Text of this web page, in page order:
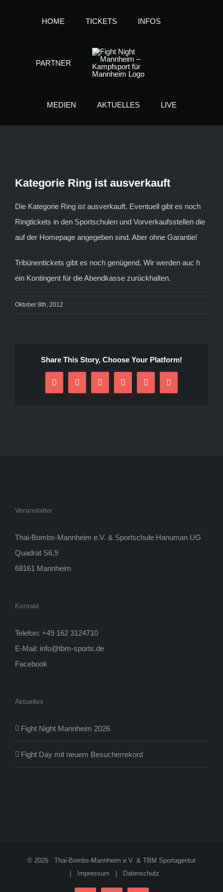
HOME TICKETS INFOS
PARTNER
MEDIEN AKTUELLES LIVE
Kategorie Ring ist ausverkauft
Die Kategorie Ring ist ausverkauft. Eventuell gibt es noch
Ringtickets in den Sportschulen und Vorverkaufsstellen die
auf der Homepage angegeben sind. Aber ohne Garantie!
Tribünentickets gibt es noch genügend. Wir werden auc h
ein Kontingent für die Abendkasse zurückhalten.
Oktober 8th, 2012
Share This Story, Choose Your Platform!
FacebookTwitterRedditLinkedInPinterest
E-
Mail
Veranstalter
Thai-Bombs-Mannheim e.V. & Sportschule Hanuman UG
Quadrat S6,9
68161 Mannheim
Kontakt
Telefon: +49 162 3124710
E-Mail: info@tbm-sports.de
Facebook
Aktuelles
Fight Night Mannheim 2026
Fight Day mit neuem Besucherrekord
© 2026 Thai-Bombs-Mannheim e.V. & TBM Sportagentur
Impressum Datenschutz